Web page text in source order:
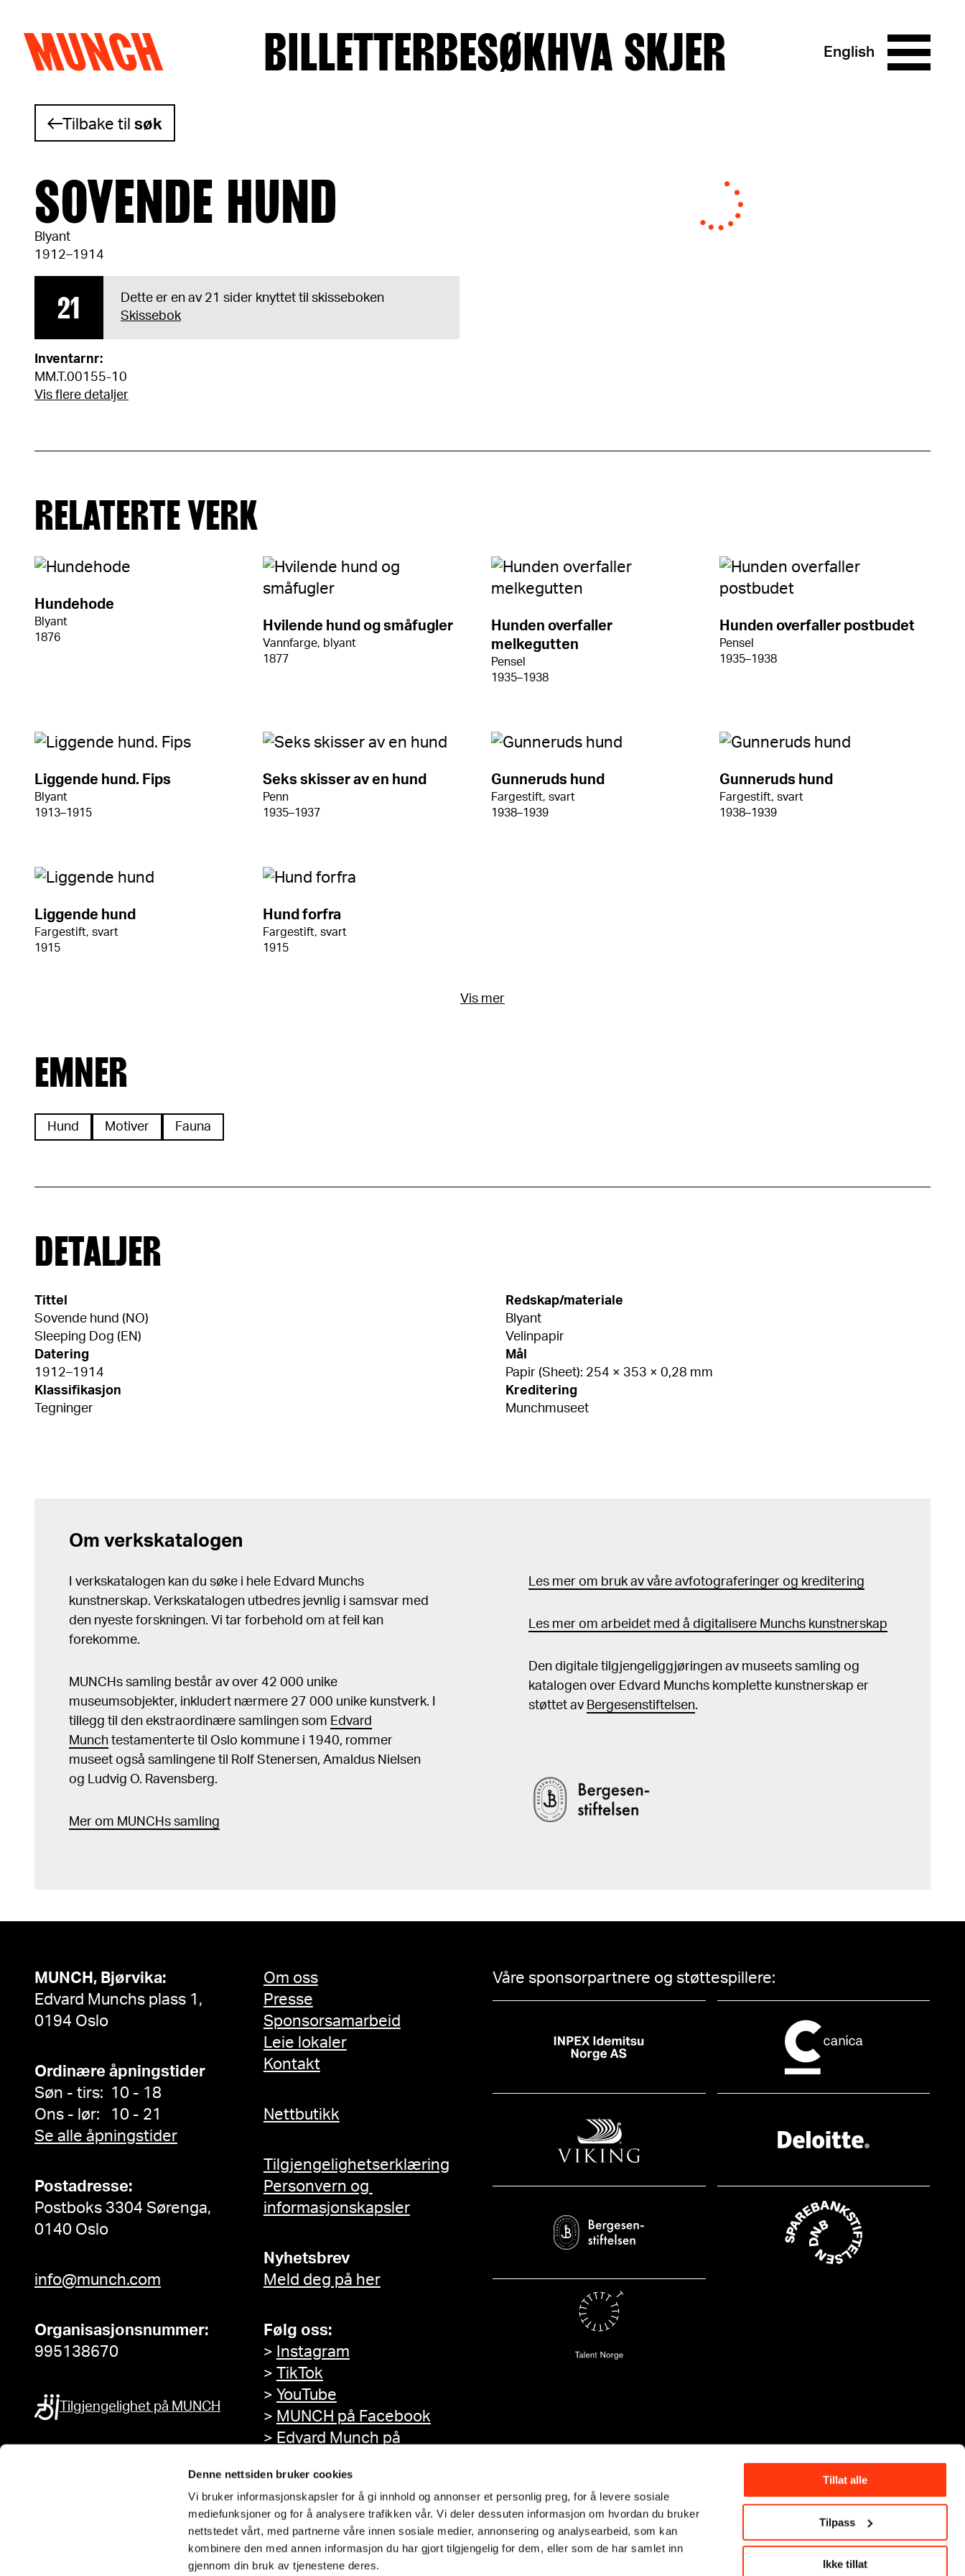
Denne nettsiden bruker cookies
Vi bruker informasjonskapsler for å gi innhold og annonser et personlig preg, for å levere sosiale
mediefunksjoner og for å analysere trafikken vår. Vi deler dessuten informasjon om hvordan du bruker
nettstedet vårt, med partnerne våre innen sosiale medier, annonsering og analysearbeid, som kan
kombinere den med annen informasjon du har gjort tilgjengelig for dem, eller som de har samlet inn
gjennom din bruk av tjenestene deres.
Tillat alle
Tilpass
Ikke tillat
Hopp til innhold
MUNCH BILLETTERBESØKHVA SKJER English
Tilbake tilsøk
SOVENDE HUND
Blyant
1912–1914
21
Dette er en av 21 sider knyttet til skisseboken
Skissebok
Inventarnr:
MM.T.00155-10
Vis flere detaljer
RELATERTE VERK
Hundehode
Blyant
1876
Hvilende hund og småfugler
Vannfarge, blyant
1877
Hunden overfaller
melkegutten
Pensel
1935–1938
Hunden overfaller postbudet
Pensel
1935–1938
Liggende hund. Fips
Blyant
1913–1915
Seks skisser av en hund
Penn
1935–1937
Gunneruds hund
Fargestift, svart
1938–1939
Gunneruds hund
Fargestift, svart
1938–1939
Liggende hund
Fargestift, svart
1915
Hund forfra
Fargestift, svart
1915
Vis mer
EMNER
Hund Motiver Fauna
DETALJER
Tittel
Sovende hund (NO)
Sleeping Dog (EN)
Datering
1912–1914
Klassifikasjon
Tegninger
Redskap/materiale
Blyant
Velinpapir
Mål
Papir (Sheet): 254 × 353 × 0,28 mm
Kreditering
Munchmuseet
Om verkskatalogen
I verkskatalogen kan du søke i hele Edvard Munchs
kunstnerskap. Verkskatalogen utbedres jevnlig i samsvar med
den nyeste forskningen. Vi tar forbehold om at feil kan
forekomme.
MUNCHs samling består av over 42 000 unike
museumsobjekter, inkludert nærmere 27 000 unike kunstverk. I
tillegg til den ekstraordinære samlingen som Edvard
Munch testamenterte til Oslo kommune i 1940, rommer
museet også samlingene til Rolf Stenersen, Amaldus Nielsen
og Ludvig O. Ravensberg.
Mer om MUNCHs samling
Les mer om bruk av våre avfotograferinger og kreditering
Les mer om arbeidet med å digitalisere Munchs kunstnerskap
Den digitale tilgjengeliggjøringen av museets samling og
katalogen over Edvard Munchs komplette kunstnerskap er
støttet av Bergesenstiftelsen.
MUNCH, Bjørvika:
Edvard Munchs plass 1,
0194 Oslo
Ordinære åpningstider
Søn - tirs: 10 - 18
Ons - lør: 10 - 21
Se alle åpningstider
Postadresse:
Postboks 3304 Sørenga,
0140 Oslo
info@munch.com
Organisasjonsnummer:
995138670
Tilgjengelighet på MUNCH
Om oss
Presse
Sponsorsamarbeid
Leie lokaler
Kontakt
Nettbutikk
Tilgjengelighetserklæring
Personvern og
informasjonskapsler
Nyhetsbrev
Meld deg på her
Følg oss:
> Instagram
> TikTok
> YouTube
> MUNCH på Facebook
> Edvard Munch på
Våre sponsorpartnere og støttespillere: